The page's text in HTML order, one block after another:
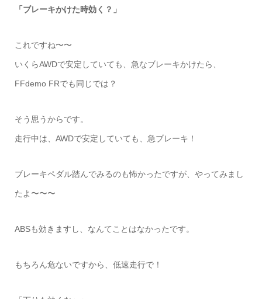
「ブレーキかけた時効く？」
これですね〜〜
いくらAWDで安定していても、急なブレーキかけたら、
FFdemo FRでも同じでは？
そう思うからです。
走行中は、AWDで安定していても、急ブレーキ！
ブレーキペダル踏んでみるのも怖かったですが、やってみまし
たよ〜〜〜
ABSも効きますし、なんてことはなかったです。
もちろん危ないですから、低速走行で！